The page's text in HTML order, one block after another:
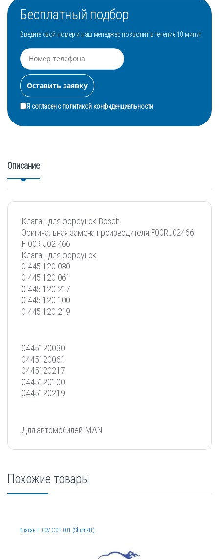
Бесплатный подбор
Введите свой номер и наш менеджер позвонит в течение 10 минут
Я согласен сполитикой конфиденциальности
Описание
Клапан для форсунок Bosch
Оригинальная замена производителя F00RJ02466
F 00R J02 466
Клапан для форсунок
0 445 120 030
0 445 120 061
0 445 120 217
0 445 120 100
0 445 120 219
0445120030
0445120061
0445120217
0445120100
0445120219
Для автомобилей MAN
Похожие товары
Клапан F 00V C01 001 (Shumatt)